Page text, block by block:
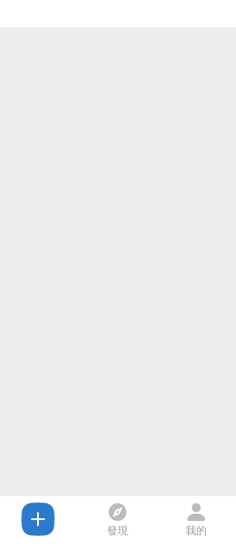
發現 我的